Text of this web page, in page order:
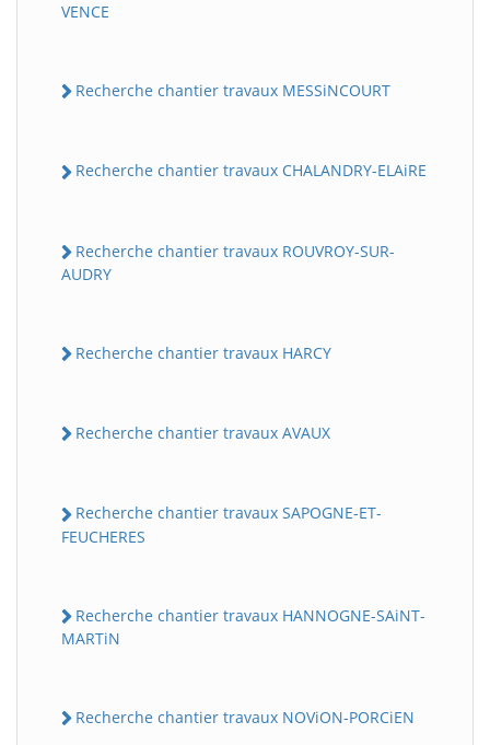
VENCE
Recherche chantier travaux MESSiNCOURT
Recherche chantier travaux CHALANDRY-ELAiRE
Recherche chantier travaux ROUVROY-SUR-
AUDRY
Recherche chantier travaux HARCY
Recherche chantier travaux AVAUX
Recherche chantier travaux SAPOGNE-ET-
FEUCHERES
Recherche chantier travaux HANNOGNE-SAiNT-
MARTiN
Recherche chantier travaux NOViON-PORCiEN